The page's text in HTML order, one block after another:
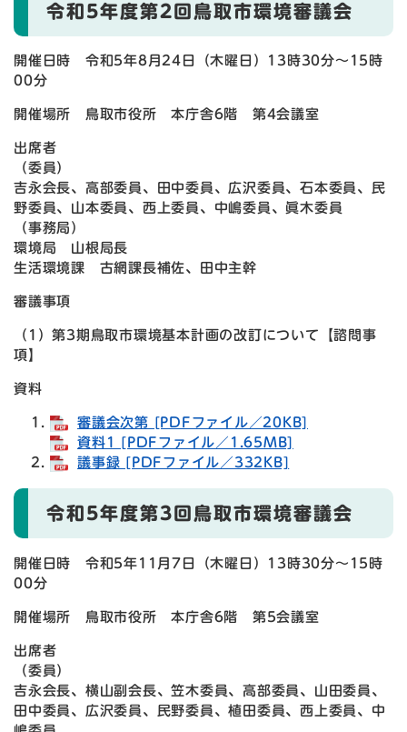
令和5年度第2回鳥取市環境審議会
開催日時 令和5年8月24日（木曜日）13時30分～15時
00分
開催場所 鳥取市役所 本庁舎6階 第4会議室
出席者
（委員）
吉永会長、高部委員、田中委員、広沢委員、石本委員、民
野委員、山本委員、西上委員、中嶋委員、眞木委員
（事務局）
環境局 山根局長
生活環境課 古網課長補佐、田中主幹
審議事項
（1）第3期鳥取市環境基本計画の改訂について【諮問事
項】
資料
審議会次第 [PDFファイル／20KB]
資料1 [PDFファイル／1.65MB]
議事録 [PDFファイル／332KB]
令和5年度第3回鳥取市環境審議会
開催日時 令和5年11月7日（木曜日）13時30分～15時
00分
開催場所 鳥取市役所 本庁舎6階 第5会議室
出席者
（委員）
吉永会長、横山副会長、笠木委員、高部委員、山田委員、
田中委員、広沢委員、民野委員、植田委員、西上委員、中